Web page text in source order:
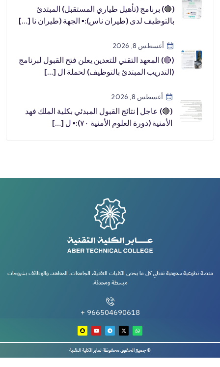
(🔴) برنامج (تأهيل طياري المستقبل) المبتدئ
بالتوظيف لدى (طيران ناس):▪️ الجهة (طيران نا […]
أغسطس 8, 2026
(🔴) المعهد التقني للتعدين يعلن فتح القبول لبرنامج
(التدريب المبتدئ بالتوظيف) لحملة ال […]
أغسطس 8, 2026
(🔴) عاجل | نتائج القبول المبدئي بكلية الملك فهد
الأمنية (دورة العلوم الأمنية ٧٠):▪️ ل […]
منصة تطوعية سعودية تغطي كل ما يخص الكليات التقنية، الجامعات، المعاهد، والوظائف بشروحات
مبسطة ومحدثة.
966504690618 +
© جميع الحقوق محفوظة لعابر الكلية التقنية